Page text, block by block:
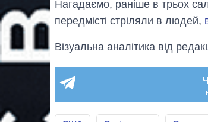
Нагадаємо, раніше в трьох
передмісті стріляли в людей,
Візуальна аналітика від